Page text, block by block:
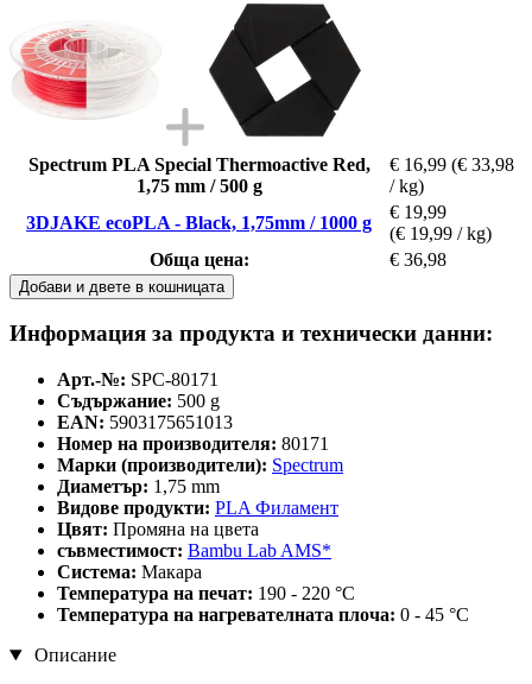
Spectrum PLA Special Thermoactive Red,
1,75 mm / 500 g
€ 16,99 (€ 33,98
/ kg)
3DJAKE ecoPLA - Black, 1,75mm / 1000 g
€ 19,99
(€ 19,99 / kg)
Обща цена:
€ 36,98
Добави и двете в кошницата
Информация за продукта и технически данни:
Арт.-№: SPC-80171
Съдържание: 500 g
EAN: 5903175651013
Номер на производителя: 80171
Марки (производители): Spectrum
Диаметър: 1,75 mm
Видове продукти: PLA Филамент
Цвят: Промяна на цвета
съвместимост: Bambu Lab AMS*
Система: Макара
Температура на печат: 190 - 220 °C
Температура на нагревателната плоча: 0 - 45 °C
Описание